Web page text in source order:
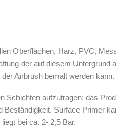
Oberflächen, Harz, PVC,
der auf diesem
Airbrush bemalt werden kann.
Schichten aufzutragen; das
Surface Primer
bei ca. 2- 2,5 Bar.